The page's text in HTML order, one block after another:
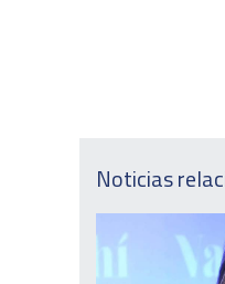
Noticias